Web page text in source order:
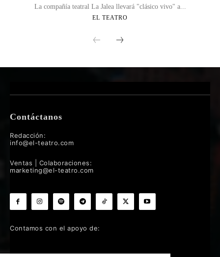
La compañía teatral La Jalea llevará "clásico vivo" a...
EL TEATRO
Contáctanos
Redacción:
info@el-teatro.com
Ventas | Colaboraciones:
marketing@el-teatro.com
Contamos con el apoyo de: